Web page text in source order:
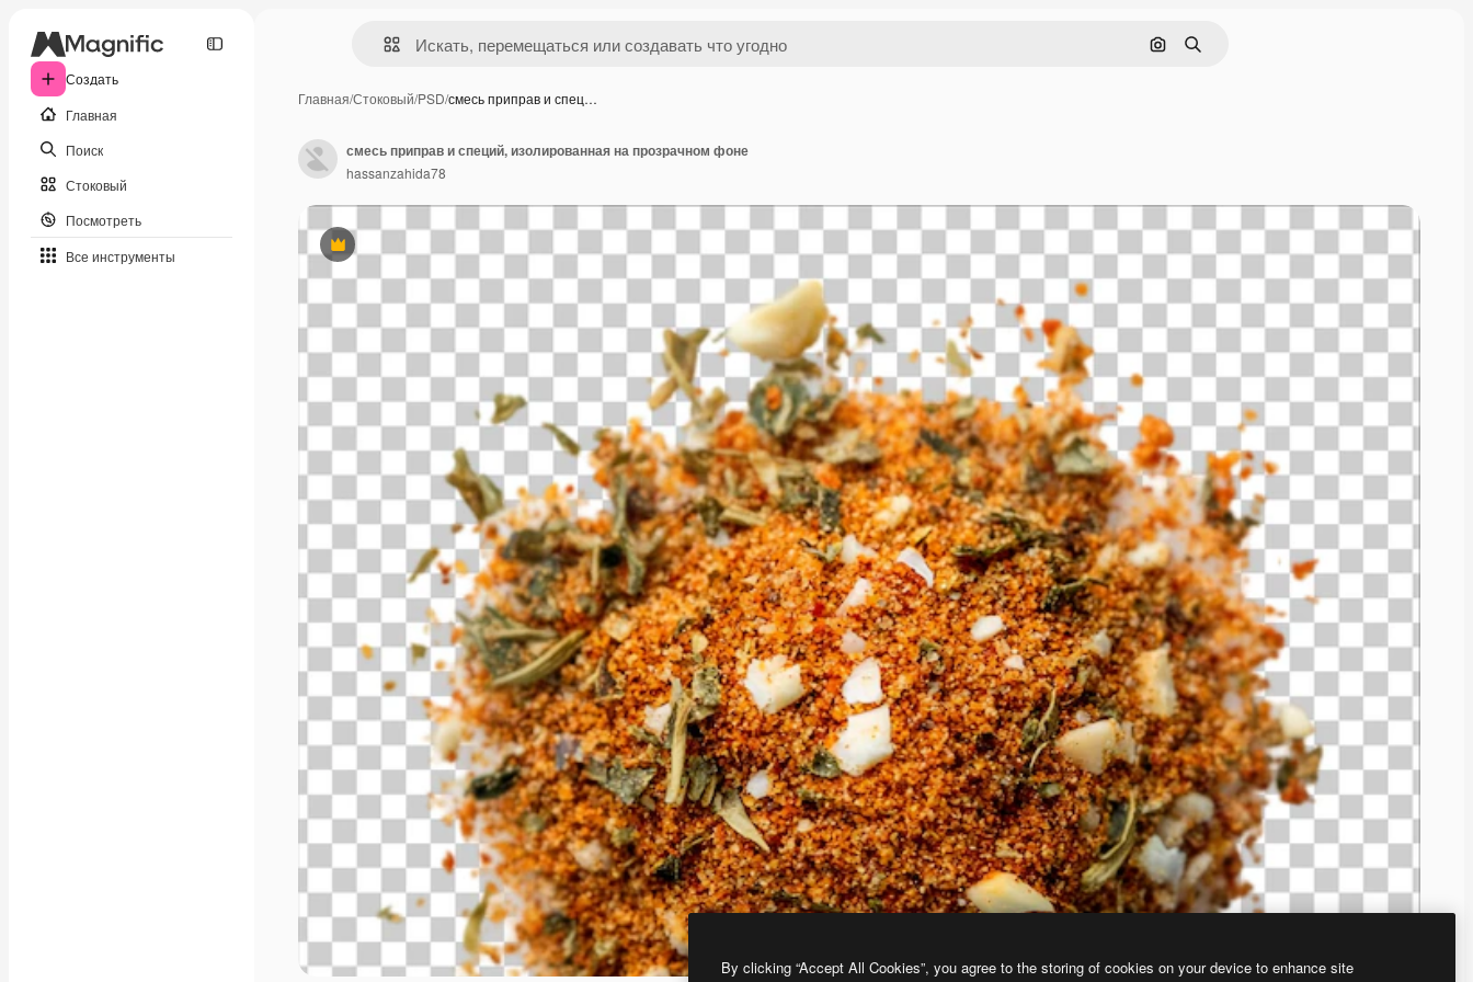
Создать
Главная
Поиск
Стоковый
Посмотреть
Все инструменты
Поиск по изображению
Поиск
Главная/Стоковый/PSD/смесь приправ и спец…
Премиум
смесь приправ и специй, изолированная на прозрачном фоне
hassanzahida78
By clicking “Accept All Cookies”, you agree to the storing of cookies on your device to enhance site